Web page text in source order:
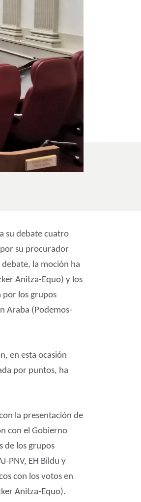
su debate cuatro
su procurador
debate, la moción ha
Anitza-Equo) y los
por los grupos
Araba (Podemos-
en esta ocasión
por puntos, ha
la presentación de
con el Gobierno
de los grupos
PNV, EH Bildu y
con los votos en
Anitza-Equo).